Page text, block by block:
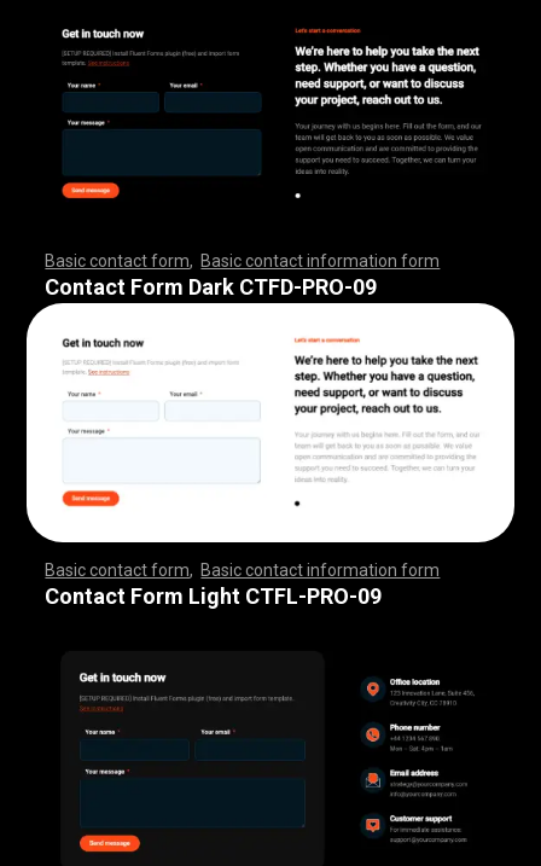
Basic contact form Basic contact information form
,,,,,,,,,,,,,,,,,,,,, ,,,,,,,,,,,,,,,,,,,,,,,,,,,,,,,,,,
,,,,,,,,,,,,,,,,,,,,, ,,,,,,,,,,,,,,,,,,,,,,,,,,,
Contact Form Dark CTFD-PRO-09
Basic contact form Basic contact information form
,,,,,,,,,,,,,,,,,,,,, ,,,,,,,,,,,,,,,,,,,,,,,,,,,,,,,,,,
,,,,,,,,,,,,,,,,,,,,, ,,,,,,,,,,,,,,,,,,,,,,,,,,,
Contact Form Light CTFL-PRO-09